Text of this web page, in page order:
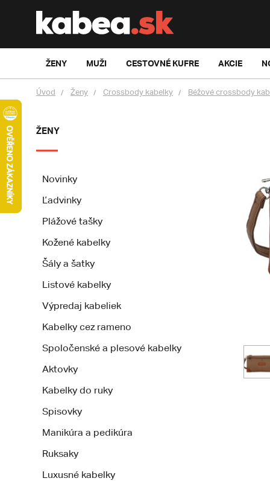
ŽENY MUŽI CESTOVNÉ KUFRE AKCIE
Úvod Ženy Crossbody kabelky Béžové crossbody
ŽENY
Novinky
Ľadvinky
Plážové tašky
Kožené kabelky
Šály a šatky
Listové kabelky
Výpredaj kabeliek
Kabelky cez rameno
Spoločenské a plesové kabelky
Aktovky
Kabelky do ruky
Spisovky
Manikúra a pedikúra
Ruksaky
Luxusné kabelky